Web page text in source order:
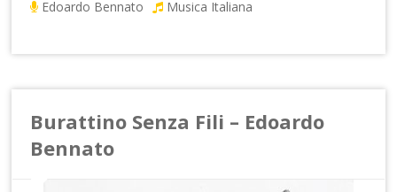
Edoardo Bennato Musica Italiana
Burattino Senza Fili – Edoardo
Bennato